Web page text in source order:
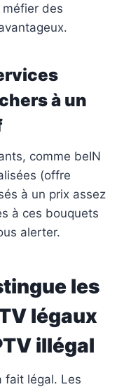
des
à un
comme beIN
(offre
à un prix assez
à ces bouquets
alerter.
les
légaux
illégal
fait légal. Les